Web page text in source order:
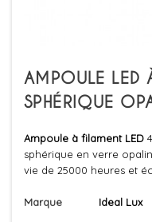
AMPOULE LED
SPHÉRIQUE
Ampoule à filament LED
sphérique en verre
vie de 25000 heures et
Marque Ideal Lux